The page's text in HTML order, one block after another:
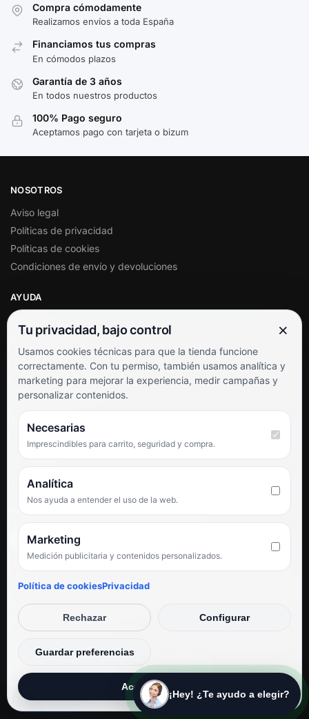
Compra cómodamente
Realizamos envíos a toda España
Financiamos tus compras
En cómodos plazos
Garantía de 3 años
En todos nuestros productos
100% Pago seguro
Aceptamos pago con tarjeta o bizum
NOSOTROS
Aviso legal
Políticas de privacidad
Políticas de cookies
Condiciones de envío y devoluciones
AYUDA
Soporte al cliente
Contacto
Términos y condiciones
Preguntas frecuentes
SÍGUENOS
Facebook
TikTok
PUNTUACIÓN DE 4,6 SOBRE 5 EN GOOGLE
★★★★★
Hemos comprado en varias ocasiones y siempre dan respuesta.
Espectacular, servicio de 10.»
Iván Rodríguez Ramos
© Electrodirecto 2026
Desarrollo y mantenimiento por SitiosWebPRO
¡Hey! ¿Te ayudo a elegir?
Tu privacidad, bajo control ×
Usamos cookies técnicas para que la tienda funcione
correctamente. Con tu permiso, también usamos analítica y
marketing para mejorar la experiencia, medir campañas y
personalizar contenidos.
Necesarias
Imprescindibles para carrito, seguridad y compra.
Analítica
Nos ayuda a entender el uso de la web.
Marketing
Medición publicitaria y contenidos personalizados.
Política de cookiesPrivacidad
Rechazar Configurar
Guardar preferencias
Aceptar todas
Privacidad